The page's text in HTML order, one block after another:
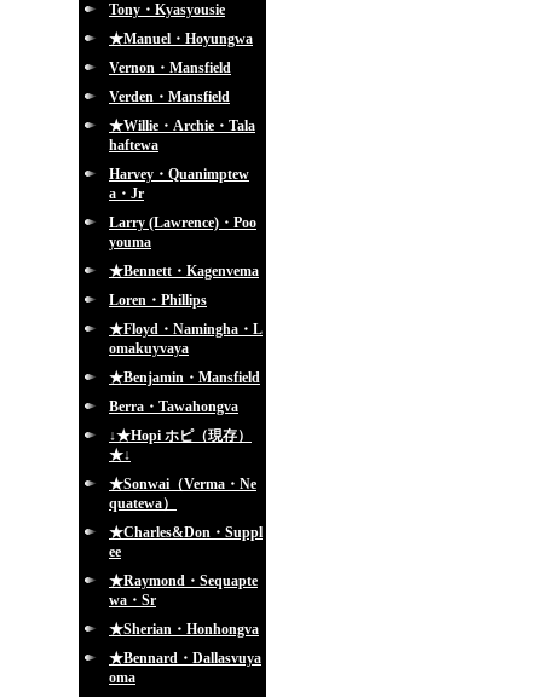
Tony・Kyasyousie
★Manuel・Hoyungwa
Vernon・Mansfield
Verden・Mansfield
★Willie・Archie・Tala
haftewa
Harvey・Quanimptew
a・Jr
Larry (Lawrence)・Poo
youma
★Bennett・Kagenvema
Loren・Phillips
★Floyd・Namingha・L
omakuyvaya
★Benjamin・Mansfield
Berra・Tawahongva
↓★Hopi ホピ（現存）
★↓
★Sonwai（Verma・Ne
quatewa）
★Charles&Don・Suppl
ee
★Raymond・Sequapte
wa・Sr
★Sherian・Honhongva
★Bennard・Dallasvuya
oma